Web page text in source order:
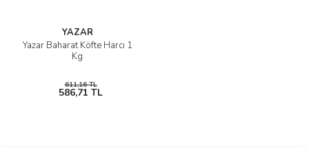
YAZAR
Yazar Baharat Köfte Harcı 1
Kg
611,16 TL
586,71 TL